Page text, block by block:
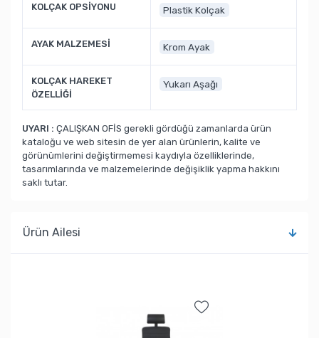
KOLÇAK OPSİYONU Plastik Kolçak
AYAK MALZEMESİ Krom Ayak
KOLÇAK HAREKET
ÖZELLİĞİ
Yukarı Aşağı
UYARI : ÇALIŞKAN OFİS gerekli gördüğü zamanlarda ürün
kataloğu ve web sitesin de yer alan ürünlerin, kalite ve
görünümlerini değiştirmemesi kaydıyla özelliklerinde,
tasarımlarında ve malzemelerinde değişiklik yapma hakkını
saklı tutar.
Ürün Ailesi